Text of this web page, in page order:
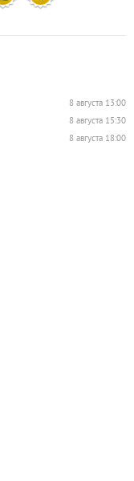
8 августа 13:00
8 августа 15:30
8 августа 18:00